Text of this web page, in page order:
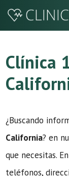
Saltar
Clínica
¿Buscando
California? en
que necesitas.
teléfonos,